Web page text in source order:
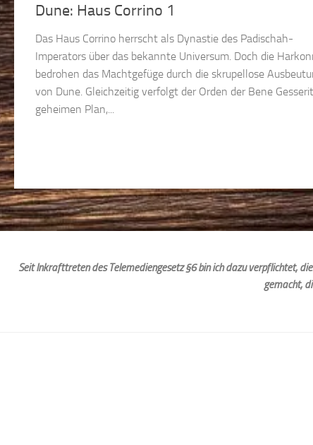
Dune: Haus Corrino 1
Das Haus Corrino herrscht als Dynastie des Padischah-
Imperators über das bekannte Universum. Doch die
bedrohen das Machtgefüge durch die skrupellose
von Dune. Gleichzeitig verfolgt der Orden der Bene
geheimen Plan,...
Seit Inkrafttreten des Telemediengesetz §6 bin ich dazu verpflichtet,
gemacht,